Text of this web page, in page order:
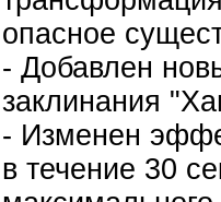
опасное
- Добавлен
заклинания
- Изменен
в течение 30